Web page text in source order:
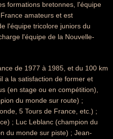
formations bretonnes, l'équipe
amateurs et est
l'équipe tricolore juniors du
l'équipe de la Nouvelle-
de 1977 à 1985, et du 100 km
a la satisfaction de former et
(en stage ou en compétition),
du monde sur route) ;
5 Tours de France, etc.) ;
; Luc Leblanc (champion du
du monde sur piste) ; Jean-